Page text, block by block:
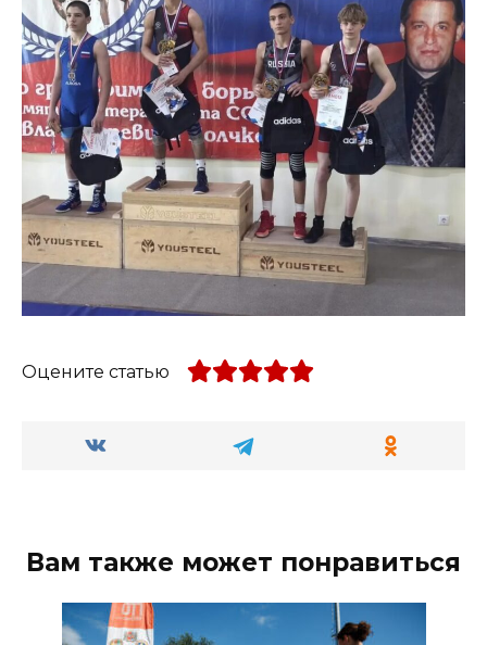
Оцените статью
Вам также может понравиться